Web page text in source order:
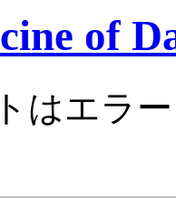
of
はエラ